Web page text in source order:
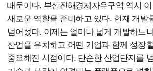
때문이다. 부산진해경제자유구역 역시
새로운 역할을 준비하고 있다. 현재 개발
넘어섰다. 이제는 얼마나 넓게 개발하느
산업을 유치하고 어떤 기업과 함께 성장
중요해진 시점이다. 단순한 산업단지를